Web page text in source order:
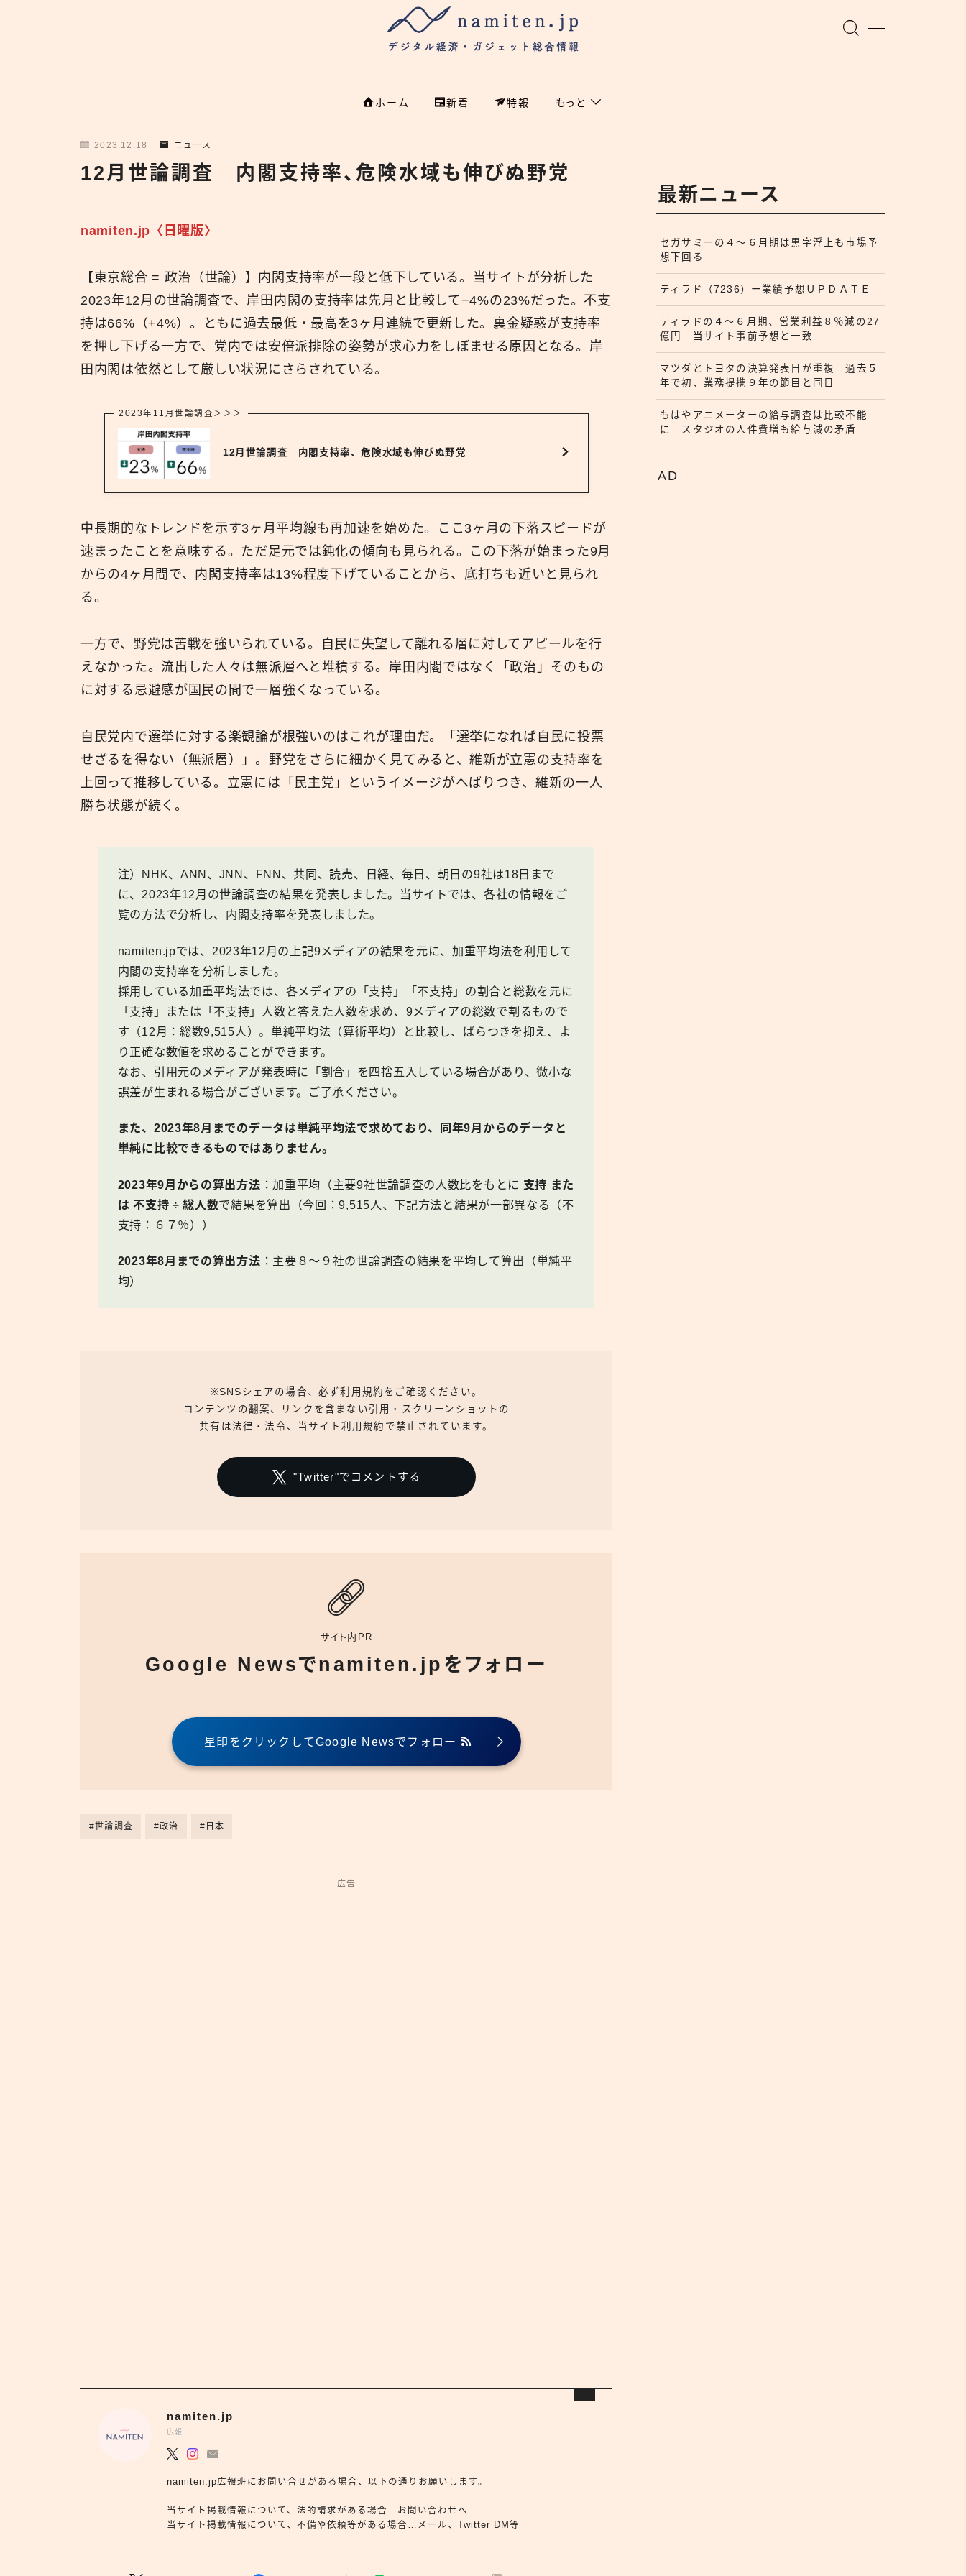
ホーム 新着 特報 もっと
特集
危機管理
広報
特集
namiten.jp
2023.12.18 ニュース
12月世論調査 内閣支持率、危険水域も伸びぬ野党
namiten.jp〈日曜版〉
【東京総合 = 政治（世論）】内閣支持率が一段と低下している。当サイトが分析した
2023年12月の世論調査で、岸田内閣の支持率は先月と比較して−4%の23%だった。不支
持は66%（+4%）。ともに過去最低・最高を3ヶ月連続で更新した。裏金疑惑が支持率
を押し下げる一方で、党内では安倍派排除の姿勢が求心力をしぼませる原因となる。岸
田内閣は依然として厳しい状況にさらされている。
2023年11月世論調査＞＞＞
12月世論調査 内閣支持率、危険水域も伸びぬ野党
中長期的なトレンドを示す3ヶ月平均線も再加速を始めた。ここ3ヶ月の下落スピードが
速まったことを意味する。ただ足元では鈍化の傾向も見られる。この下落が始まった9月
からの4ヶ月間で、内閣支持率は13%程度下げていることから、底打ちも近いと見られ
る。
一方で、野党は苦戦を強いられている。自民に失望して離れる層に対してアピールを行
えなかった。流出した人々は無派層へと堆積する。岸田内閣ではなく「政治」そのもの
に対する忌避感が国民の間で一層強くなっている。
自民党内で選挙に対する楽観論が根強いのはこれが理由だ。「選挙になれば自民に投票
せざるを得ない（無派層）」。野党をさらに細かく見てみると、維新が立憲の支持率を
上回って推移している。立憲には「民主党」というイメージがへばりつき、維新の一人
勝ち状態が続く。
注）NHK、ANN、JNN、FNN、共同、読売、日経、毎日、朝日の9社は18日まで
に、2023年12月の世論調査の結果を発表しました。当サイトでは、各社の情報をご
覧の方法で分析し、内閣支持率を発表しました。
namiten.jpでは、2023年12月の上記9メディアの結果を元に、加重平均法を利用して
内閣の支持率を分析しました。
採用している加重平均法では、各メディアの「支持」「不支持」の割合と総数を元に
「支持」または「不支持」人数と答えた人数を求め、9メディアの総数で割るもので
す（12月：総数9,515人）。単純平均法（算術平均）と比較し、ばらつきを抑え、よ
り正確な数値を求めることができます。
なお、引用元のメディアが発表時に「割合」を四捨五入している場合があり、微小な
誤差が生まれる場合がございます。ご了承ください。
また、2023年8月までのデータは単純平均法で求めており、同年9月からのデータと
単純に比較できるものではありません。
2023年9月からの算出方法 ：加重平均（主要9社世論調査の人数比をもとに 支持 また
は 不支持 ÷ 総人数で結果を算出（今回：9,515人、下記方法と結果が一部異なる（不
支持：６７％））
2023年8月までの算出方法 ：主要８〜９社の世論調査の結果を平均して算出（単純平
均）
※SNSシェアの場合、必ず利用規約をご確認ください。
コンテンツの翻案、リンクを含まない引用・スクリーンショットの
共有は法律・法令、当サイト利用規約で禁止されています。
"Twitter"でコメントする
サイト内PR
Google Newsでnamiten.jpをフォロー
星印をクリックしてGoogle Newsでフォロー
#世論調査 #政治 #日本
広告
namiten.jp
広報
namiten.jp広報班にお問い合せがある場合、以下の通りお願いします。
当サイト掲載情報について、法的請求がある場合…お問い合わせへ
当サイト掲載情報について、不備や依頼等がある場合…メール、Twitter DM等
最新ニュース
セガサミーの４〜６月期は黒字浮上も市場予
想下回る
ティラド（7236）ー業績予想ＵＰＤＡＴＥ
ティラドの４〜６月期、営業利益８％減の27
億円 当サイト事前予想と一致
マツダとトヨタの決算発表日が重複 過去５
年で初、業務提携９年の節目と同日
もはやアニメーターの給与調査は比較不能
に スタジオの人件費増も給与減の矛盾
AD